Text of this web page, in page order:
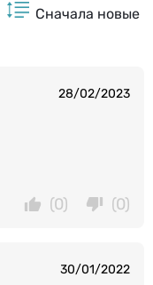
Сначала новые
28/02/2023
(0)
(0)
30/01/2022